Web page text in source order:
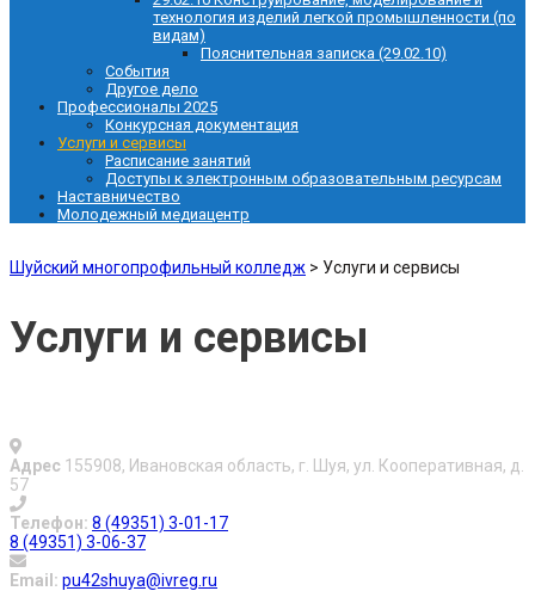
технология изделий легкой промышленности (по
видам)
Пояснительная записка (29.02.10)
События
Другое дело
Профессионалы 2025
Конкурсная документация
Услуги и сервисы
Расписание занятий
Доступы к электронным образовательным ресурсам
Наставничество
Молодежный медиацентр
Шуйский многопрофильный колледж > Услуги и сервисы
Услуги и сервисы
Адрес 155908, Ивановская область, г. Шуя, ул. Кооперативная, д.
57
Телефон: 8 (49351) 3-01-17
8 (49351) 3-06-37
Email: pu42shuya@ivreg.ru